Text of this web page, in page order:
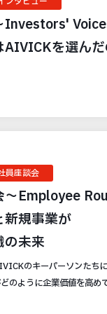
Investors'
AIVICKを選ん
員座談会
〜Employee
規事業が
の未来
のキーパーソンたち
のように企業価値を高め